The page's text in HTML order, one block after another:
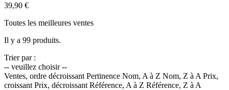
39,90 €
Toutes les meilleures ventes
Il y a 99 produits.
Trier par :
-- veuillez choisir --
Ventes, ordre décroissant Pertinence Nom, A à Z Nom, Z à A Prix,
croissant Prix, décroissant Référence, A à Z Référence, Z à A